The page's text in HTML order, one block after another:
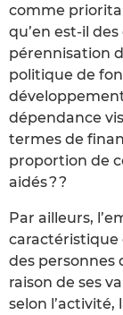
comme
qu’en est-il
pérennisation
politique de
dépendance
termes de
proportion de
aidés ? ?
Par ailleurs,
caractéristique
des personnes
raison de ses
selon l’activité,